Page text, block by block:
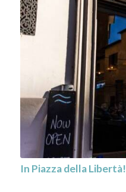
In Piazza della Libertà!